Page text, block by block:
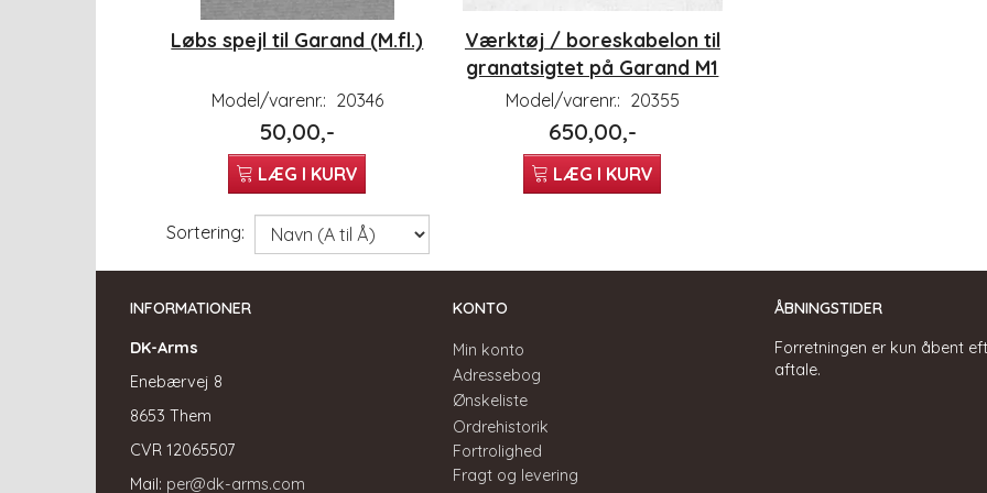
Løbs spejl til Garand (M.fl.)
Model/varenr.: 20346
50,00,-
LÆG I KURV
Værktøj / boreskabelon til
granatsigtet på Garand M1
Model/varenr.: 20355
650,00,-
LÆG I KURV
Sortering:
INFORMATIONER
DK-Arms
Enebærvej 8
8653 Them
CVR 12065507
Mail: per@dk-arms.com
KONTO
Min konto
Adressebog
Ønskeliste
Ordrehistorik
Fortrolighed
Fragt og levering
ÅBNINGSTIDER
Forretningen er kun åbent
aftale.